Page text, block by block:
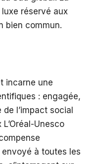
réservé aux
bien commun.
incarne une
: engagée,
l’impact social
Unesco
à toutes les